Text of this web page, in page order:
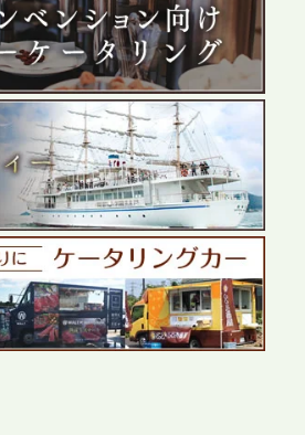
案内｜ケータリングのセカンド
支社を設立。再開発やオフィス
アの企業ニーズに応え、高品質
ベント・懇親会をサポート
案内｜ケータリングのセカンド
を新設。幕張・舞浜の大型イベ
社内懇親会まで、現地拠点を活
応を展開